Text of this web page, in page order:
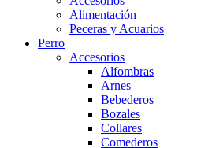
Alimentación
Peceras y Acuarios
Perro
Accesorios
Alfombras
Arnes
Bebederos
Bozales
Collares
Comederos